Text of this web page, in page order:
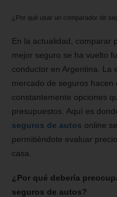
¿Por qué usar un comparador de
En la actualidad, comparar
mejor seguro se ha vuelto
conductor en Argentina. La
mercado de seguros
constantemente opciones
presupuestos. Aquí es
seguros de autos online
permitiéndote evaluar
casa.
¿Por qué debería
seguros de autos?